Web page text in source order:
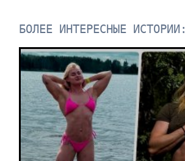
БОЛЕЕ ИНТЕРЕСНЫЕ ИСТОРИИ: